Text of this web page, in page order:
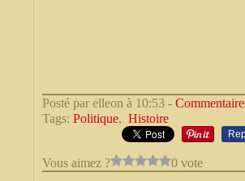
Posté par elleon à 10:53 -
Tags: Politique, Histoire
Vous aimez ? 0 vote